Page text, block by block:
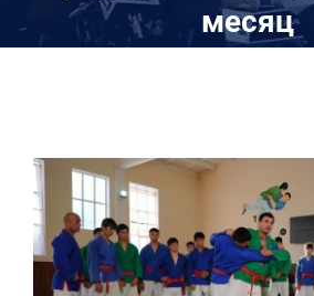
СОРЕВНОВАНИЯ
КОНТАКТЫ
месяц